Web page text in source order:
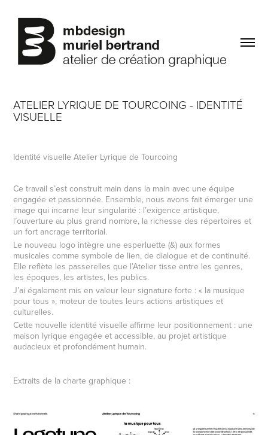
ATELIER LYRIQUE DE TOURCOING - IDENTITÉ
VISUELLE
Identité visuelle Atelier Lyrique de Tourcoing
Ce travail s’est construit main dans la main avec une équipe
engagée et passionnée. Ensemble, nous avons fait émerger une
image qui incarne leur singularité : l’exigence artistique,
l’ouverture au plus grand nombre, la richesse des répertoires et
un fort ancrage territorial.
Le nouveau logo intègre une esperluette (&) aux formes
musicales comme symbole de lien, de dialogue et de continuité.
Elle reflète les passerelles que l’Atelier tisse entre les genres,
les époques, les artistes, les publics.
J’ai également mis en valeur leur signature forte : « la musique
pour tous », moteur de toutes leurs actions artistiques et
culturelles.
Cette nouvelle identité visuelle affirme leur positionnement : une
maison lyrique engagée et accessible, au projet artistique
audacieux et profondément humain.
Extraits de la charte graphique :